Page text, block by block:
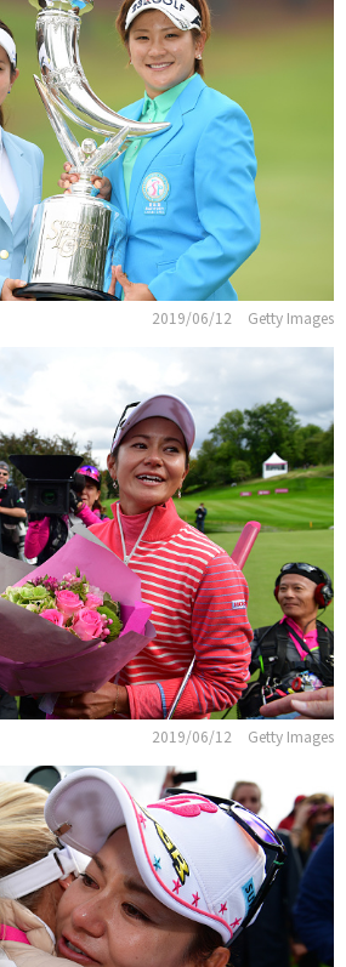
2019/06/12 Getty Images
2019/06/12 Getty Images